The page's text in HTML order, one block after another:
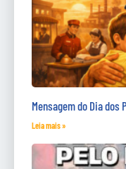
Mensagem do Dia dos
Leia mais »